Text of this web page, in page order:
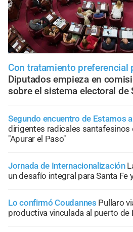
Con tratamiento preferencial
Diputados empieza en
sobre el sistema electoral de
Segundo encuentro de Estamos
dirigentes radicales
"Apurar el Paso"
Jornada de Internacionalización
un desafío integral para Santa Fe
Lo confirmó Coudannes Pullaro
productiva vinculada al puerto de